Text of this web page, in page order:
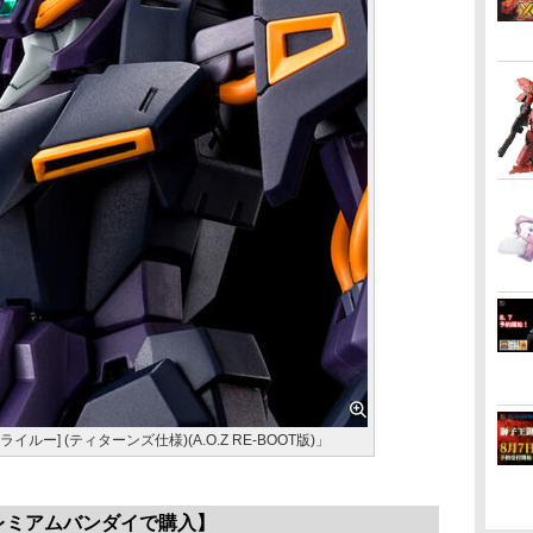
イルー] (ティターンズ仕様)(A.O.Z RE-BOOT版)」
アムバンダイで購入】